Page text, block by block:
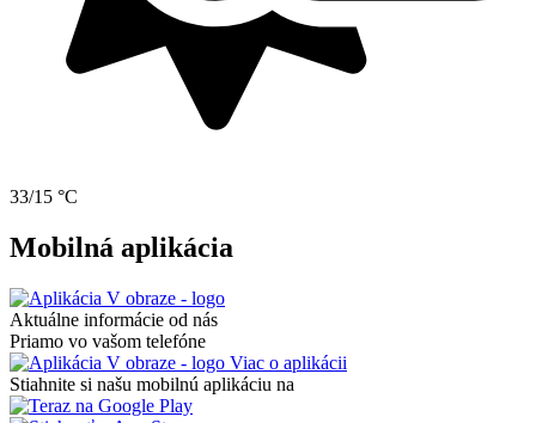
33/15 °C
Mobilná aplikácia
Aktuálne informácie od nás
Priamo vo vašom telefóne
Viac o aplikácii
Stiahnite si našu mobilnú aplikáciu na